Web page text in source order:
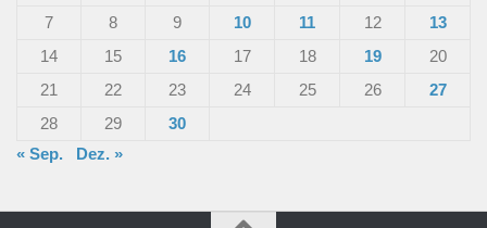
7
8 9 10 11 12
13
14
15 16 17 18 19
20
21
22 23 24 25 26
27
28
29
30
« Sep.
Dez. »